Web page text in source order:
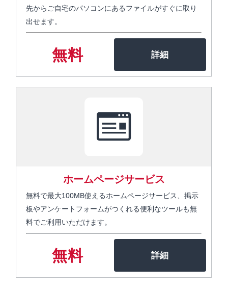
先からご自宅のパソコンにあるファイルがすぐに取り
出せます。
無料
ホームページサービス
無料で最大100MB使えるホームページサービス、掲示
板やアンケートフォームがつくれる便利なツールも無
料でご利用いただけます。
無料